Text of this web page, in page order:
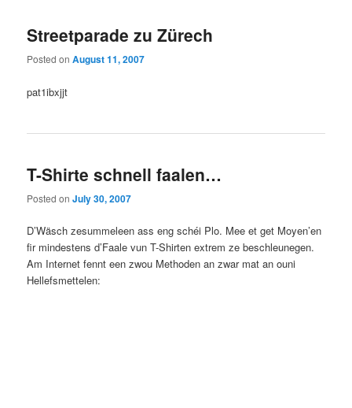
Streetparade zu Zürech
Posted onAugust 11, 2007
pat1ibxjjt
T-Shirte schnell faalen…
Posted onJuly 30, 2007
D’Wäsch zesummeleen ass eng schéi Plo. Mee et get Moyen’en
fir mindestens d’Faale vun T-Shirten extrem ze beschleunegen.
Am Internet fennt een zwou Methoden an zwar mat an ouni
Hellefsmettelen: